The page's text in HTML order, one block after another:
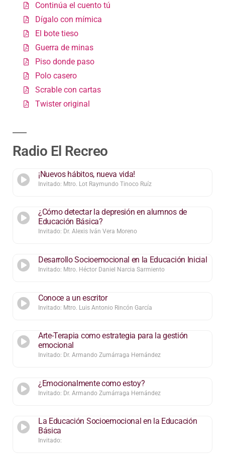
Continúa el cuento tú
Dígalo con mímica
El bote tieso
Guerra de minas
Piso donde paso
Polo casero
Scrable con cartas
Twister original
Radio El Recreo
¡Nuevos hábitos, nueva vida!
Invitado: Mtro. Lot Raymundo Tinoco Ruíz
¿Cómo detectar la depresión en alumnos de
Educación Básica?
Invitado: Dr. Alexis Iván Vera Moreno
Desarrollo Socioemocional en la Educación Inicial
Invitado: Mtro. Héctor Daniel Narcia Sarmiento
Conoce a un escritor
Invitado: Mtro. Luis Antonio Rincón García
Arte-Terapia como estrategia para la gestión
emocional
Invitado: Dr. Armando Zumárraga Hernández
¿Emocionalmente como estoy?
Invitado: Dr. Armando Zumárraga Hernández
La Educación Socioemocional en la Educación
Básica
Invitado: